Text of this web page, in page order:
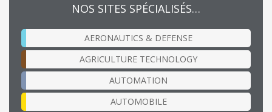
NOS SITES SPÉCIALISÉS…
AERONAUTICS & DEFENSE
AGRICULTURE TECHNOLOGY
AUTOMATION
AUTOMOBILE